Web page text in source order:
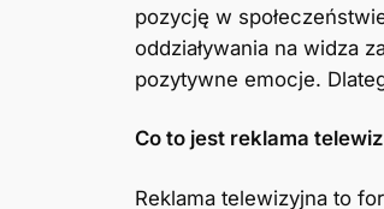
pozycję w
oddziaływania na widza
pozytywne emocje.
Co to jest reklama
Reklama telewizyjna to